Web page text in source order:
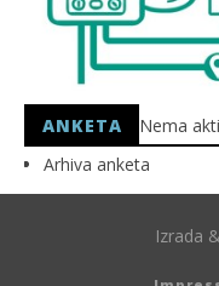
ANKETA
Nema
Arhiva anketa
Izrada